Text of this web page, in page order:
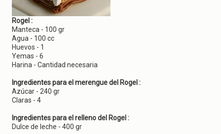
a
t
Rogel :
Manteca - 100 gr
Agua - 100 cc
Huevos - 1
Yemas - 6
Harina - Cantidad necesaria
Ingredientes para el merengue del Rogel :
Azúcar - 240 gr
Claras - 4
Ingredientes para el relleno del Rogel :
Dulce de leche - 400 gr